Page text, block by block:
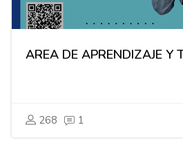
AREA DE APRENDIZAJE Y
268 1